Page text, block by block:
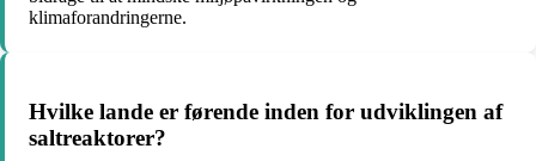
klimaforandringerne.
Hvilke lande er førende inden for udviklingen af
saltreaktorer?